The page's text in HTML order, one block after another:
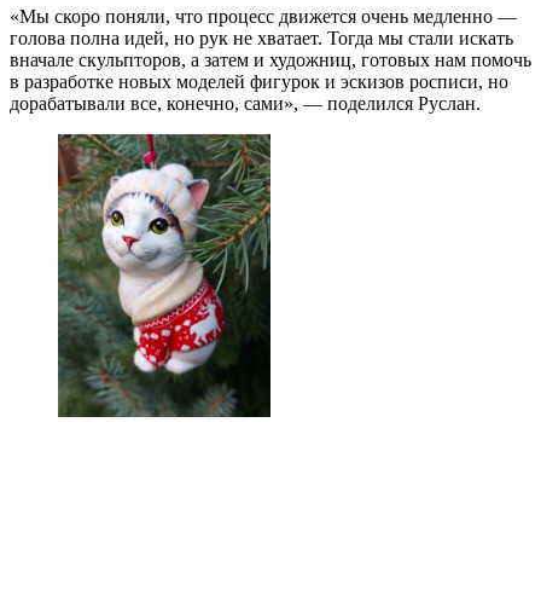
«Мы скоро поняли, что процесс движется очень медленно —
голова полна идей, но рук не хватает. Тогда мы стали искать
вначале скульпторов, а затем и художниц, готовых нам помочь
в разработке новых моделей фигурок и эскизов росписи, но
дорабатывали все, конечно, сами», — поделился Руслан.